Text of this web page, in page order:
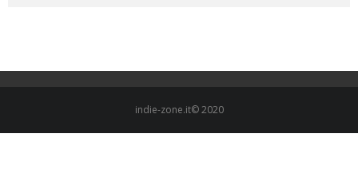
indie-zone.it© 2020